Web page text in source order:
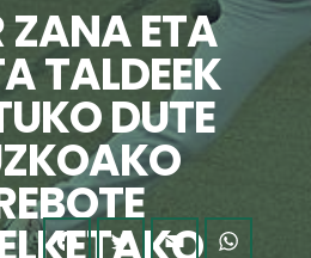
ZANA ETA
TALDEEK
DUTE